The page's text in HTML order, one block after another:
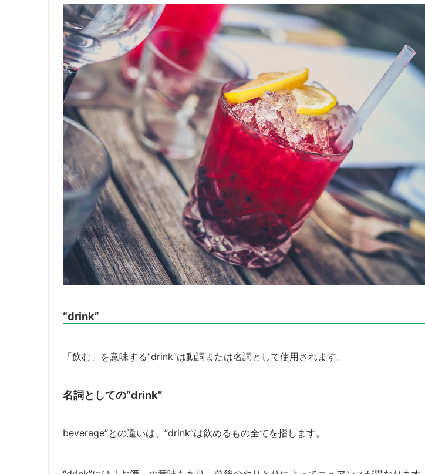
“drink”
「飲む」を意味する”drink”は動詞または名詞として使用されます。
名詞としての”drink”
beverage”との違いは、”drink”は飲めるもの全てを指します。